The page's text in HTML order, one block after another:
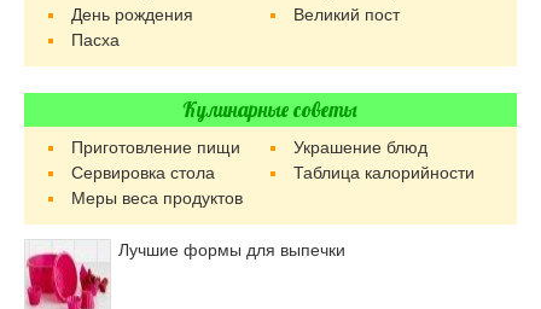
День рождения
Великий пост
Пасха
Кулинарные советы
Приготовление пищи
Украшение блюд
Сервировка стола
Таблица калорийности
Меры веса продуктов
Лучшие формы для выпечки